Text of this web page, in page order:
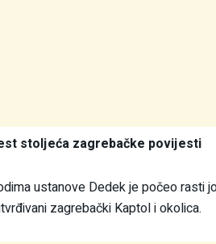
stoljeća zagrebačke povijesti
ustanove Dedek je počeo rasti
zagrebački Kaptol i okolica.